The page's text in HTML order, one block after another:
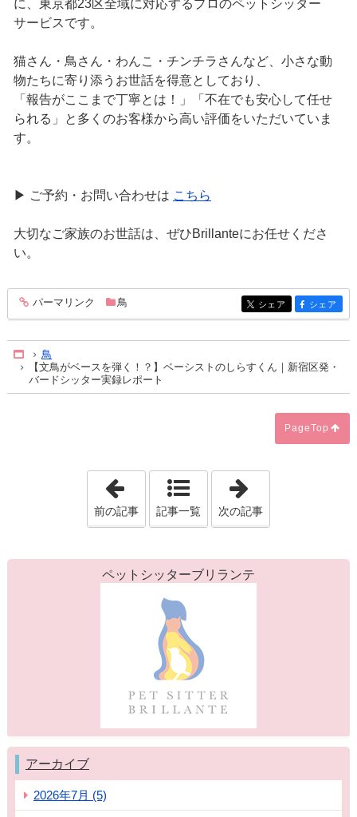
に、東京都23区全域に対応するプロのペットシッター
サービスです。
猫さん・鳥さん・わんこ・チンチラさんなど、小さな動
物たちに寄り添うお世話を得意としており、
「報告がここまで丁寧とは！」「不在でも安心して任せ
られる」と多くのお客様から高い評価をいただいていま
す。
▶ ご予約・お問い合わせは こちら
大切なご家族のお世話は、ぜひBrillanteにお任せくださ
い。
entry254
パーマリンク 鳥 entry254
シェア entry254
シェア
Home
鳥
【文鳥がベースを弾く！？】ベーシストのしらすくん｜新宿区発・
バードシッター実録レポート
PageTop
「《渋谷区》ペットシッター☆ベンガ
前の記事 記事一覧 次の記事
ペットシッターブリランテ
アーカイブ
2026年7月 (5)